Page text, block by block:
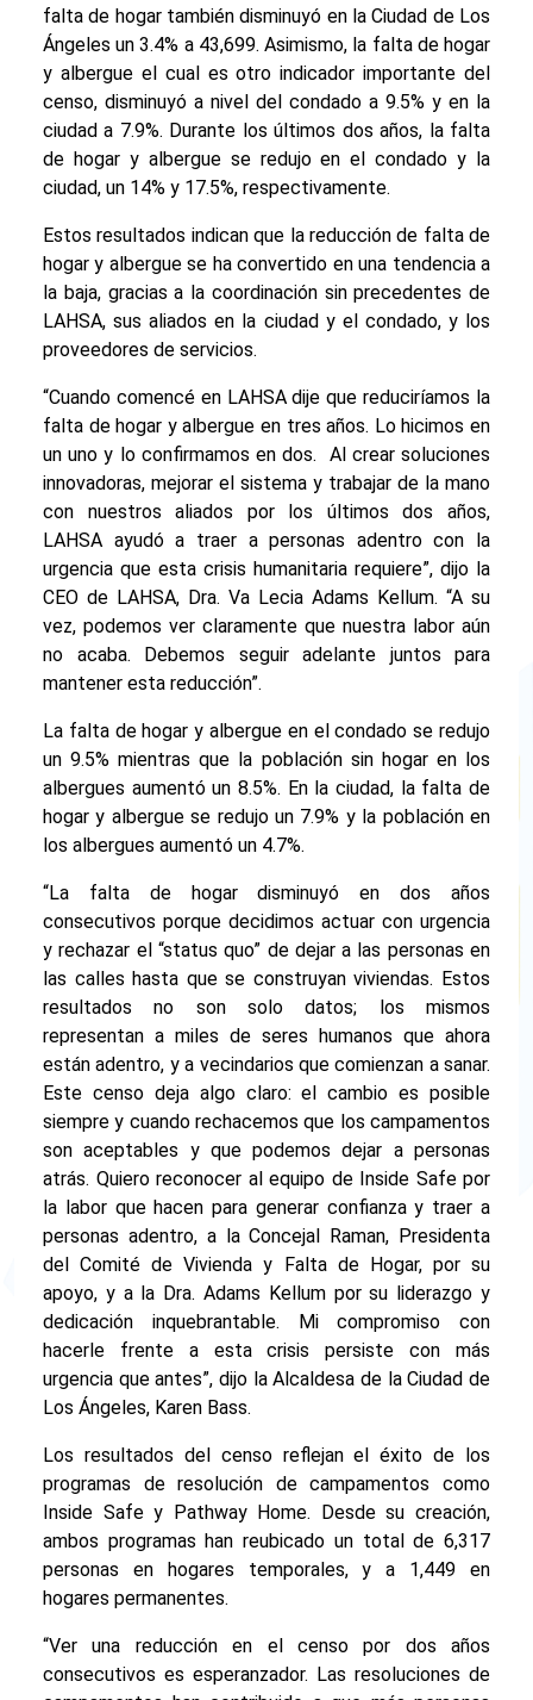
falta de hogar también disminuyó en la Ciudad de Los
Ángeles un 3.4% a 43,699. Asimismo, la falta de hogar
y albergue el cual es otro indicador importante del
censo, disminuyó a nivel del condado a 9.5% y en la
ciudad a 7.9%. Durante los últimos dos años, la falta
de hogar y albergue se redujo en el condado y la
ciudad, un 14% y 17.5%, respectivamente.
Estos resultados indican que la reducción de falta de
hogar y albergue se ha convertido en una tendencia a
la baja, gracias a la coordinación sin precedentes de
LAHSA, sus aliados en la ciudad y el condado, y los
proveedores de servicios.
“Cuando comencé en LAHSA dije que reduciríamos la
falta de hogar y albergue en tres años. Lo hicimos en
un uno y lo confirmamos en dos. Al crear soluciones
innovadoras, mejorar el sistema y trabajar de la mano
con nuestros aliados por los últimos dos años,
LAHSA ayudó a traer a personas adentro con la
urgencia que esta crisis humanitaria requiere”, dijo la
CEO de LAHSA, Dra. Va Lecia Adams Kellum. “A su
vez, podemos ver claramente que nuestra labor aún
no acaba. Debemos seguir adelante juntos para
mantener esta reducción”.
La falta de hogar y albergue en el condado se redujo
un 9.5% mientras que la población sin hogar en los
albergues aumentó un 8.5%. En la ciudad, la falta de
hogar y albergue se redujo un 7.9% y la población en
los albergues aumentó un 4.7%.
“La falta de hogar disminuyó en dos años
consecutivos porque decidimos actuar con urgencia
y rechazar el “status quo” de dejar a las personas en
las calles hasta que se construyan viviendas. Estos
resultados no son solo datos; los mismos
representan a miles de seres humanos que ahora
están adentro, y a vecindarios que comienzan a sanar.
Este censo deja algo claro: el cambio es posible
siempre y cuando rechacemos que los campamentos
son aceptables y que podemos dejar a personas
atrás. Quiero reconocer al equipo de Inside Safe por
la labor que hacen para generar confianza y traer a
personas adentro, a la Concejal Raman, Presidenta
del Comité de Vivienda y Falta de Hogar, por su
apoyo, y a la Dra. Adams Kellum por su liderazgo y
dedicación inquebrantable. Mi compromiso con
hacerle frente a esta crisis persiste con más
urgencia que antes”, dijo la Alcaldesa de la Ciudad de
Los Ángeles, Karen Bass.
Los resultados del censo reflejan el éxito de los
programas de resolución de campamentos como
Inside Safe y Pathway Home. Desde su creación,
ambos programas han reubicado un total de 6,317
personas en hogares temporales, y a 1,449 en
hogares permanentes.
“Ver una reducción en el censo por dos años
consecutivos es esperanzador. Las resoluciones de